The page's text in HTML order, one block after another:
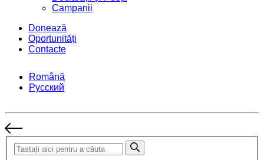
Campanii
Donează
Oportunități
Contacte
Română
Русский